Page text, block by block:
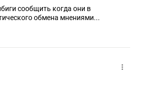
обмена мнениями...